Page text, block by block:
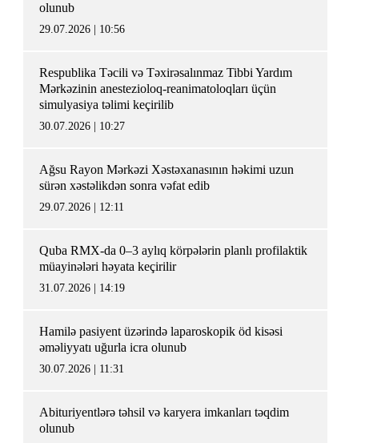
olunub
29.07.2026 | 10:56
Respublika Təcili və Təxirəsalınmaz Tibbi Yardım
Mərkəzinin anestezioloq-reanimatoloqları üçün
simulyasiya təlimi keçirilib
30.07.2026 | 10:27
Ağsu Rayon Mərkəzi Xəstəxanasının həkimi uzun
sürən xəstəlikdən sonra vəfat edib
29.07.2026 | 12:11
Quba RMX-da 0–3 aylıq körpələrin planlı profilaktik
müayinələri həyata keçirilir
31.07.2026 | 14:19
Hamilə pasiyent üzərində laparoskopik öd kisəsi
əməliyyatı uğurla icra olunub
30.07.2026 | 11:31
Abituriyentlərə təhsil və karyera imkanları təqdim
olunub